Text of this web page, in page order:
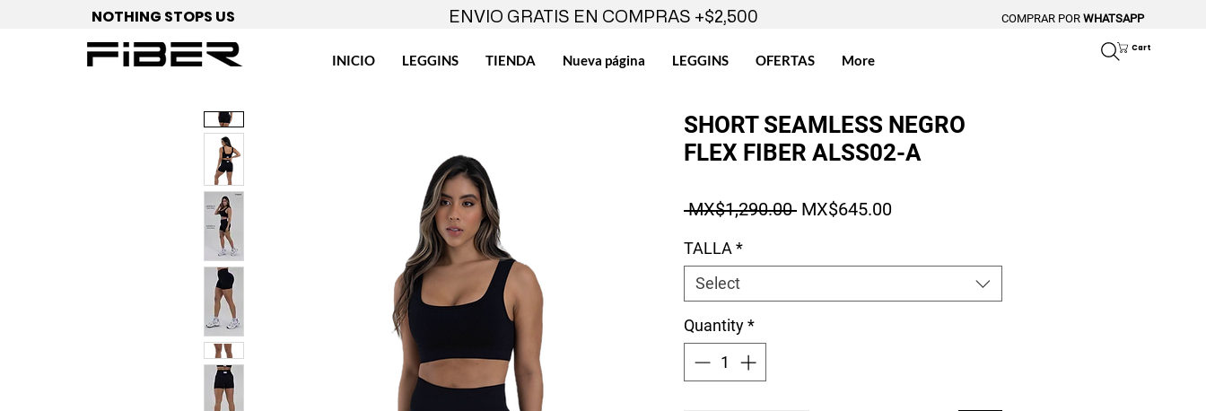
NOTHING STOPS US
INICIO LEGGINS TIENDA Nueva página LEGGINS OFERTAS More
ENVIO GRATIS EN COMPRAS +$2,500
Cart
COMPRAR POR WHATSAPP
SHORT SEAMLESS NEGRO
FLEX FIBER ALSS02-A
MX$1,290.00 Regular Price
MX$645.00Sale Price
TALLA *
Select
Quantity*